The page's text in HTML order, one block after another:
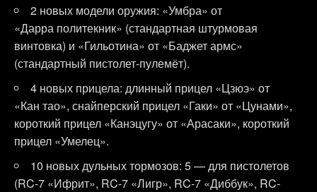
2 новых модели оружия: «Умбра» от
«Дарра политекник» (стандартная штурмовая
винтовка) и «Гильотина» от «Баджет армс»
(стандартный пистолет-пулемёт).
4 новых прицела: длинный прицел «Цзюэ» от
«Кан тао», снайперский прицел «Гаки» от «Цунами»,
короткий прицел «Канэцугу» от «Арасаки», короткий
прицел «Умелец».
10 новых дульных тормозов: 5 — для пистолетов
(RC-7 «Ифрит», RC-7 «Лигр», RC-7 «Диббук», RC-